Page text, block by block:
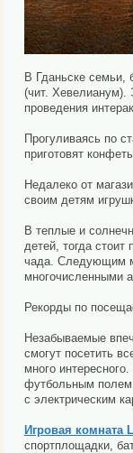
В Гданьске семьи,
(чит. Хевелианум).
проведения
Прогуливаясь по
приготовят
Недалеко от
своим детям
В теплые и
детей, тогда стоит
чада. Следующим
многочисленными
Рекорды по
Незабываемые
смогут посетить
много
футбольным
с электрическим
Игровая комната
спортплощадки,